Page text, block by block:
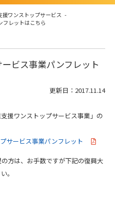
援ワンストップサービス
レットはこちら
ビス事業パンフレット
更新日：2017.11.14
援ワンストップサービス事業」の
サービス事業パンフレット
方は、お手数ですが下記の復興大
。